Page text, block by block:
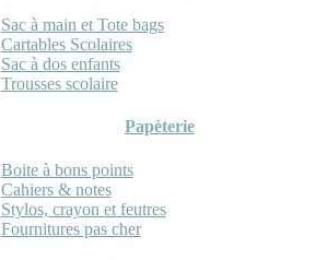
Sac à main et Tote bags
Cartables Scolaires
Sac à dos enfants
Trousses scolaire
Papèterie
Boite à bons points
Cahiers & notes
Stylos, crayon et feutres
Fournitures pas cher